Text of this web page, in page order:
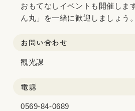
おもてなしイベントも開催しま
ん丸」を一緒に歓迎しましょう。
お問い合わせ
観光課
電話
0569-84-0689